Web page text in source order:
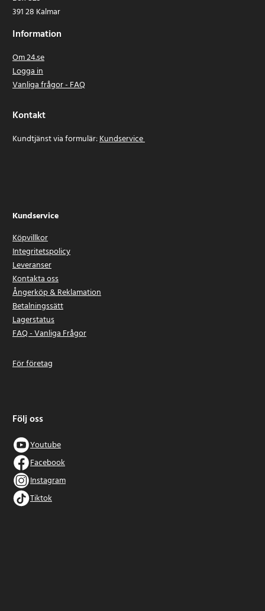
391 28 Kalmar
Information
Om 24.se
Logga in
Vanliga frågor - FAQ
Kontakt
Kundtjänst via formulär:Kundservice
Kundservice
Köpvillkor
Integritetspolicy
Leveranser
Kontakta oss
Ångerköp & Reklamation
Betalningssätt
Lagerstatus
FAQ - Vanliga Frågor
För företag
Följ oss
Youtube
Facebook
Instagram
Tiktok